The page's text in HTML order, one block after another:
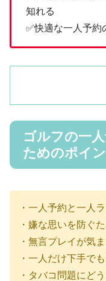
知れる
✅快適な一人予約
ゴルフの一
ためのポイ
・一人予約と一人
・嫌な思いを防ぐ
・無言プレイが気
・一人だけ下手で
・タバコ問題にど